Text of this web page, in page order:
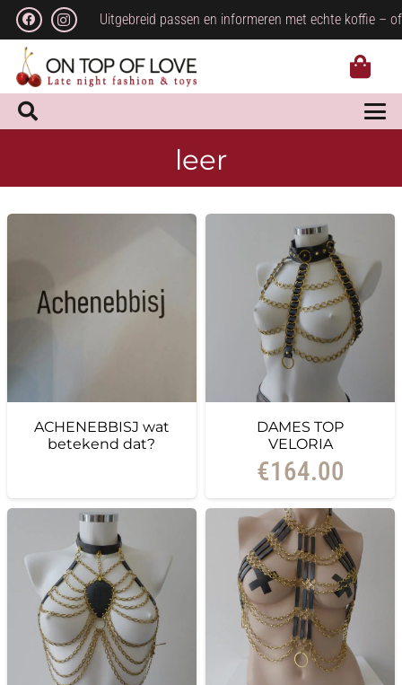
Uitgebreid passen en informeren met echte koffie –
leer
ACHENEBBISJ wat
betekend dat?
DAMES TOP
VELORIA
€164.00